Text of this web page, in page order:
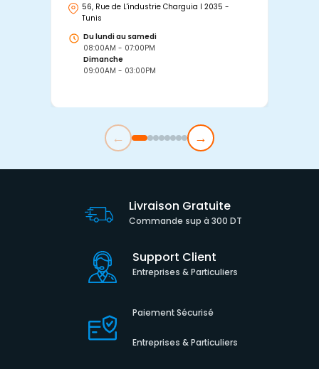
56, Rue de L'industrie Charguia I 2035 -
Tunis
Du lundi au samedi
08:00AM - 07:00PM
Dimanche
09:00AM - 03:00PM
← →
Livraison Gratuite
Commande sup à 300 DT
Support Client
Entreprises & Particuliers
Paiement Sécurisé
Entreprises & Particuliers